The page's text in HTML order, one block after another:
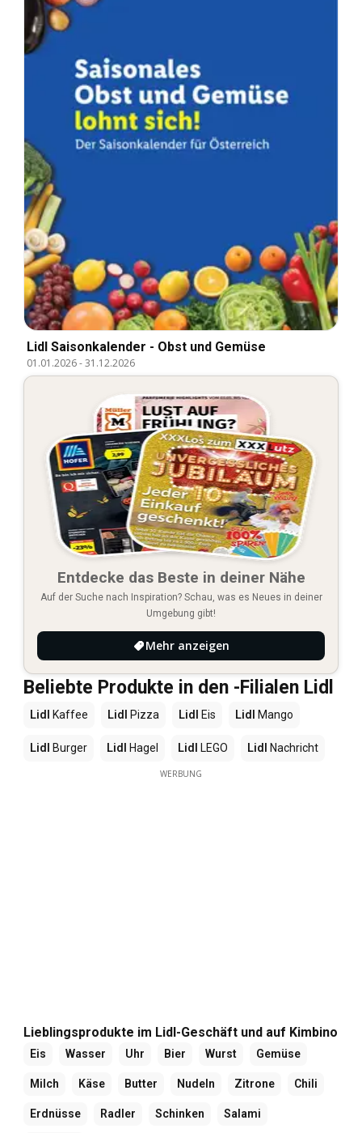
Lidl Saisonkalender - Obst und Gemüse
01.01.2026-31.12.2026
Entdecke das Beste in deiner Nähe
Auf der Suche nach Inspiration? Schau, was es Neues in deiner
Umgebung gibt!
Mehr anzeigen
Beliebte Produkte in den -Filialen Lidl
Lidl Kaffee Lidl Pizza Lidl Eis Lidl Mango
Lidl Burger Lidl Hagel Lidl LEGO Lidl Nachricht
WERBUNG
Lieblingsprodukte im Lidl-Geschäft und auf Kimbino
Eis Wasser Uhr Bier Wurst Gemüse
Milch Käse Butter Nudeln Zitrone Chili
Erdnüsse Radler Schinken Salami